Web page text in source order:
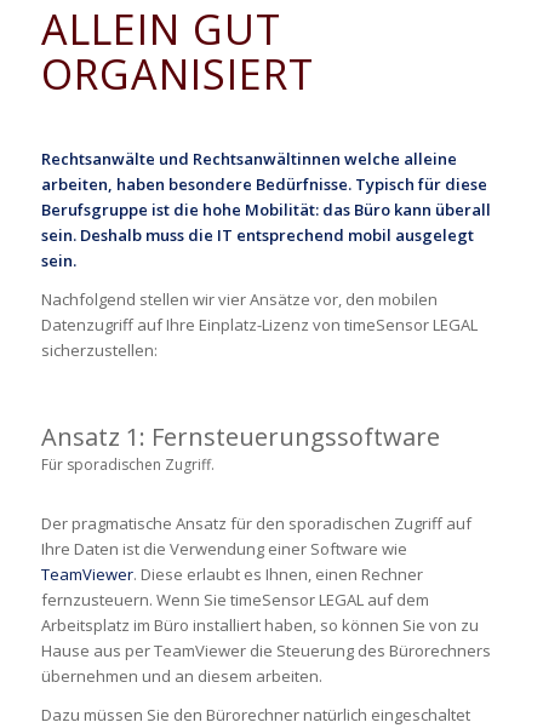
ALLEIN GUT
ORGANISIERT
Rechtsanwälte und Rechtsanwältinnen welche alleine
arbeiten, haben besondere Bedürfnisse. Typisch für diese
Berufsgruppe ist die hohe Mobilität: das Büro kann überall
sein. Deshalb muss die IT entsprechend mobil ausgelegt
sein.
Nachfolgend stellen wir vier Ansätze vor, den mobilen
Datenzugriff auf Ihre Einplatz-Lizenz von timeSensor LEGAL
sicherzustellen:
Ansatz 1: Fernsteuerungssoftware
Für sporadischen Zugriff.
Der pragmatische Ansatz für den sporadischen Zugriff auf
Ihre Daten ist die Verwendung einer Software wie
TeamViewer. Diese erlaubt es Ihnen, einen Rechner
fernzusteuern. Wenn Sie timeSensor LEGAL auf dem
Arbeitsplatz im Büro installiert haben, so können Sie von zu
Hause aus per TeamViewer die Steuerung des Bürorechners
übernehmen und an diesem arbeiten.
Dazu müssen Sie den Bürorechner natürlich eingeschaltet